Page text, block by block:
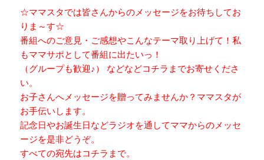
☆ママスタでは皆さんからのメッセージをお待ちしてお
りま～す☆
番組へのご意見・ご感想やこんなテーマ取り上げて！私
もママサポとして番組に出たいっ！
（グループも歓迎♪） などなどコチラまでお寄せくださ
い。
お子さんへメッセージを贈ってみませんか？ママスタが
お手伝いします。
記念日やお誕生日などラジオを通してママからのメッセ
ージを是非どうぞ。
すべての宛先はコチラまで。